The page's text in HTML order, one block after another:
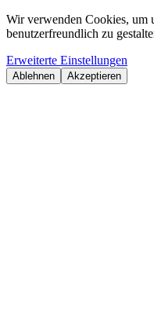
Wir verwenden Cookies, um
benutzerfreundlich zu
Erweiterte Einstellungen
Ablehnen Akzeptieren